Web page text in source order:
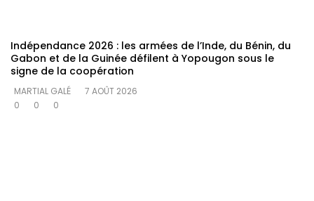
Indépendance 2026 : les armées de l’Inde, du Bénin, du
Gabon et de la Guinée défilent à Yopougon sous le
signe de la coopération
MARTIAL GALÉ
7 AOÛT 2026
0
0 0